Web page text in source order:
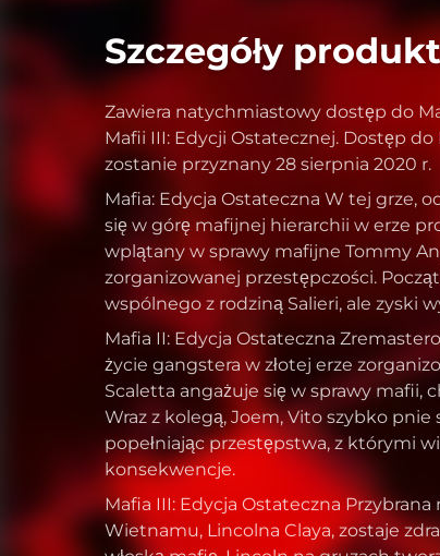
Szczegóły
Zawiera natychmiastowy dostęp do
Mafii III: Edycji Ostatecznej. Dostęp
zostanie przyznany 28 sierpnia 2020 r.
Mafia: Edycja Ostateczna W tej grze,
się w górę mafijnej hierarchii w erze
wplątany w sprawy mafijne Tommy
zorganizowanej przestępczości.
wspólnego z rodziną Salieri, ale zyski
Mafia II: Edycja Ostateczna
życie gangstera w złotej erze
Scaletta angażuje się w sprawy mafii,
Wraz z kolegą, Joem, Vito szybko pnie
popełniając przestępstwa, z którymi
konsekwencje.
Mafia III: Edycja Ostateczna
Wietnamu, Lincolna Claya, zostaje